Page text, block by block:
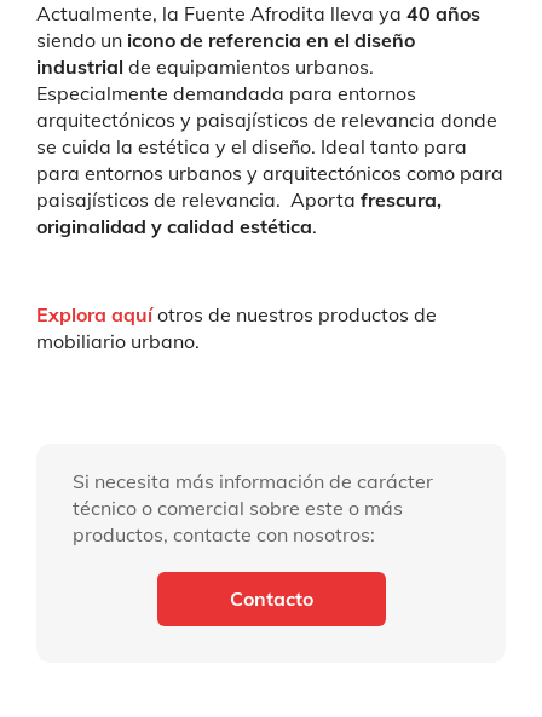
Actualmente, la Fuente Afrodita lleva ya 40 años
siendo un icono de referencia en el diseño
industrial de equipamientos urbanos.
Especialmente demandada para entornos
arquitectónicos y paisajísticos de relevancia donde
se cuida la estética y el diseño. Ideal tanto para
para entornos urbanos y arquitectónicos como para
paisajísticos de relevancia. Aporta frescura,
originalidad y calidad estética.
Explora aquíotros de nuestros productos de
mobiliario urbano.
Si necesita más información de carácter
técnico o comercial sobre este o más
productos, contacte con nosotros:
Contacto